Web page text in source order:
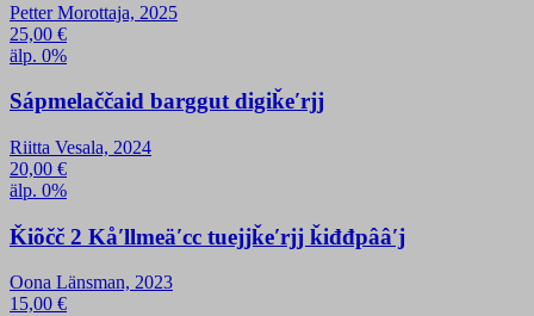
Petter Morottaja, 2025
25,00 €
älp. 0%
Sápmelaččaid barggut digiǩeʹrjj
Riitta Vesala, 2024
20,00 €
älp. 0%
Ǩiõčč 2 Kåʹllmeäʹcc tuejjǩeʹrjj ǩiđđpââʹj
Oona Länsman, 2023
15,00 €